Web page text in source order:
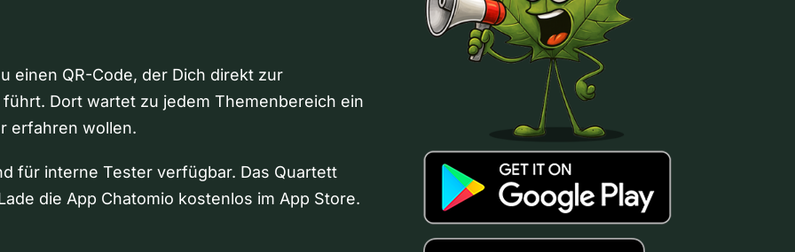
einen QR-Code, der Dich direkt zur
Dort wartet zu jedem Themenbereich ein
erfahren wollen.
für interne Tester verfügbar. Das Quartett
die App Chatomio kostenlos im App Store.